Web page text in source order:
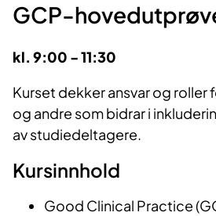
GCP-
kl. 9:00 - 11:30
Kurset dekker ansvar og
og andre som bidrar i
av studiedeltagere.
Kursinnhold
Good Clinical Practice